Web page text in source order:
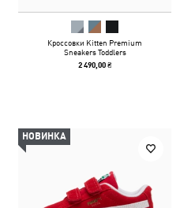
Кроссовки Kitten Premium
Sneakers Toddlers
2 490,00 ₴
НОВИНКА